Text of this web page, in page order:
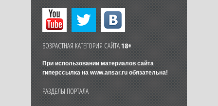
ВОЗРАСТНАЯ КАТЕГОРИЯ САЙТА18+
При использовании материалов сайта
гиперссылка на www.ansar.ruобязательна!
РАЗДЕЛЫ ПОРТАЛА